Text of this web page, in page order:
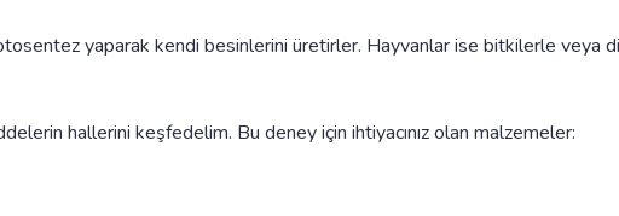
yaparak kendi besinlerini üretirler. Hayvanlar ise bitkilerle veya
hallerini keşfedelim. Bu deney için ihtiyacınız olan malzemeler: